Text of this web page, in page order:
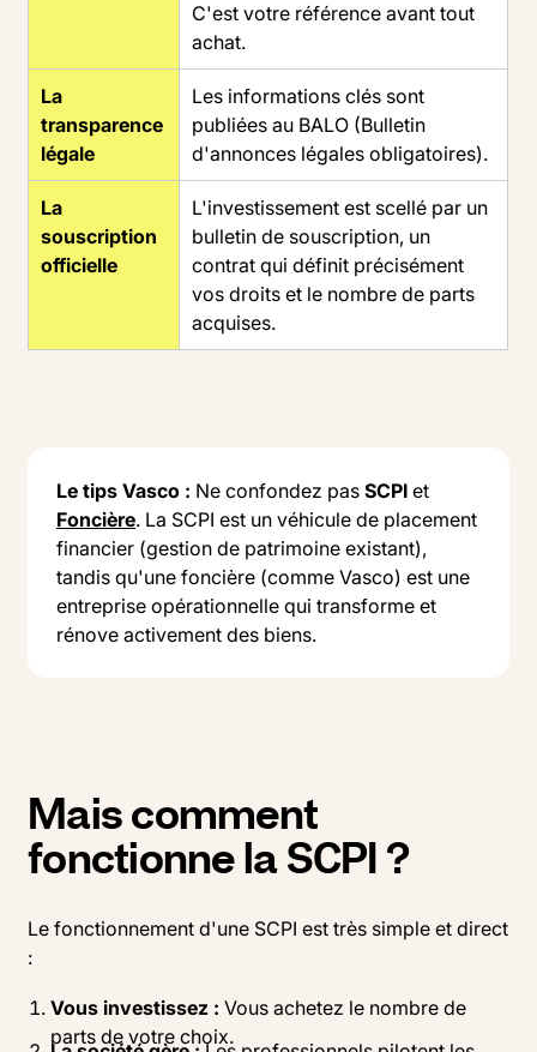
C'est votre référence avant tout
achat.
La
transparence
légale
Les informations clés sont
publiées au BALO (Bulletin
d'annonces légales obligatoires).
La
souscription
officielle
L'investissement est scellé par un
bulletin de souscription, un
contrat qui définit précisément
vos droits et le nombre de parts
acquises.
Le tips Vasco : Ne confondez pas SCPI et
Foncière. La SCPI est un véhicule de placement
financier (gestion de patrimoine existant),
tandis qu'une foncière (comme Vasco) est une
entreprise opérationnelle qui transforme et
rénove activement des biens.
Mais comment
fonctionne la SCPI ?
Le fonctionnement d'une SCPI est très simple et direct
:
Vous investissez : Vous achetez le nombre de
parts de votre choix.